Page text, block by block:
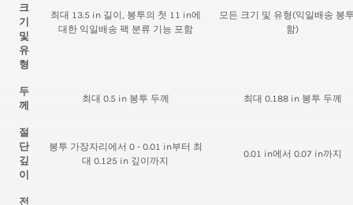
크
기
및
유
형
최대 13.5 in 길이, 봉투의 첫 11 in에
대한 익일배송 팩 분류 기능 포함
모든 크기 및 유형(익일배송 봉
함)
두
께
최대 0.5 in 봉투 두께 최대 0.188 in 봉투 두께
절
단
깊
이
봉투 가장자리에서 0 - 0.01 in부터 최
대 0.125 in 깊이까지
0.01 in에서 0.07 in까지
전